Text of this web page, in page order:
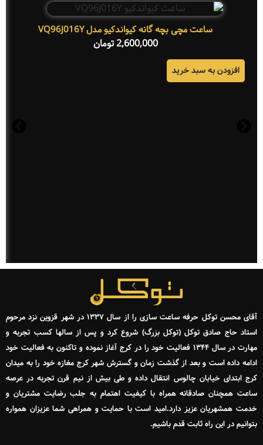
ساعت مچی بچه گانه کیواندکیو مدل VQ96J016Y
2,600,000تومان
افزودن به سبد خرید
آقای محسن توکل حرفه ساعت سازی را از سال ۱۳۳۷ در شهر قزوین نزد مرحوم
استاد حاج صادق توکل (توکل بزرگ) شروع کرد و پس از سالها کسب تجربه و
مهارت در سال ۱۳۴۴ فعالیت خود را در کرج آغاز نموده و تاکنون به فعالیت خود
ادامه داده است و بعد از گذشت زمان و گسترش شهر کرج مغازه خود را به میدان
کرج ابتدای خیابان چالوس انتقال داده و طی بیش از نیم قرن تجربه در عرصه
ساعت همچنان صادقانه همراه با کیفیت اهتمام به جلب رضایت مشتریان و
خدمت همشهریان عزیز دارد.امید است با حمایت و همراهی شما عزیزان همواره
بتوانیم در این راه ثابت قدم باشیم.